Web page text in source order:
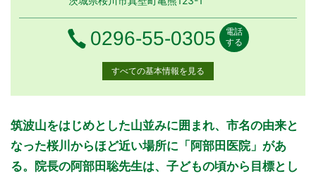
電話番号
0296-55-0305
電話
する
すべての基本情報を見る
診療時間 月曜日
火 火曜日水曜日
木 木曜日 金曜日
土土曜日日曜日
祝
9:00～12:00
● ● ● ●
●
13:30～16:00
●
筑波山をはじめとした山並みに囲まれ、市名の由来と
なった桜川からほど近い場所に「阿部田医院」があ
る。院長の阿部田聡先生は、子どもの頃から目標とし